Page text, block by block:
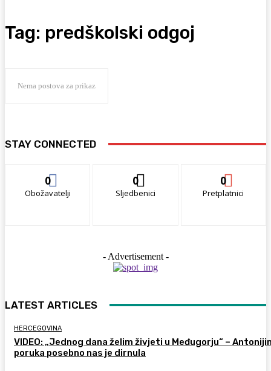
Tag: predškolski odgoj
Nema postova za prikaz
STAY CONNECTED
0
Obožavatelji
0
Sljedbenici
0
Pretplatnici
- Advertisement -
LATEST ARTICLES
HERCEGOVINA
VIDEO: „Jednog dana želim živjeti u Međugorju“ –
poruka posebno nas je dirnula